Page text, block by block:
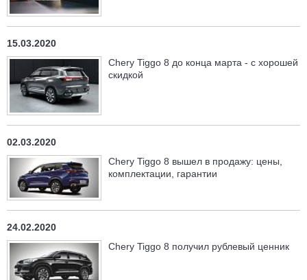
15.03.2020
Chery Tiggo 8 до конца марта - с хорошей
скидкой
02.03.2020
Chery Tiggo 8 вышел в продажу: цены,
комплектации, гарантии
24.02.2020
Chery Tiggo 8 получил рублевый ценник